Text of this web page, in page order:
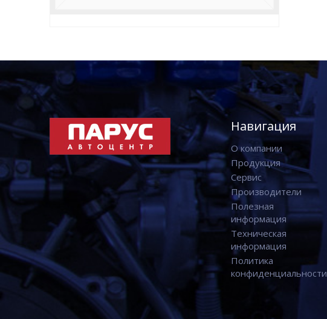
Навигация
О компании
Продукция
Сервис
Производители
Полезная
информация
Техническая
информация
Политика
конфиденциальности